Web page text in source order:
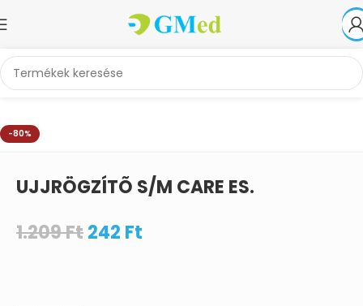
Kezdőlap Akciók
-80%
UJJRÖGZÍTÕ S/M CARE ES.
1.209Ft242 Ft